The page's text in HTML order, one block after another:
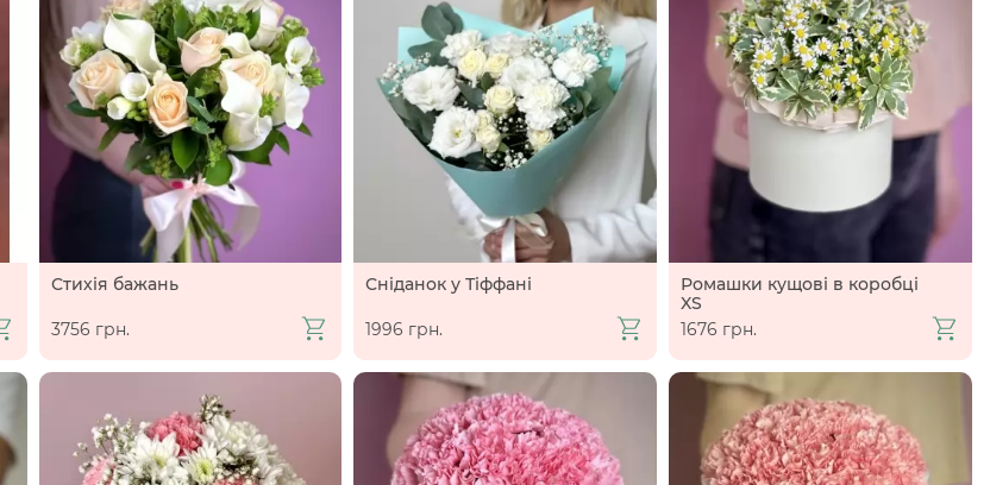
Стихія бажань
3756 грн.
Сніданок у Тіффані
1996 грн.
Ромашки кущові в коробці
XS
1676 грн.